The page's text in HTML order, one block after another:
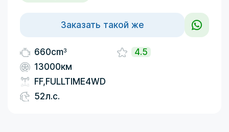
660cm3
13000км
FF,FULLTIME4WD
52л.с.
4.5
Заказать такой же